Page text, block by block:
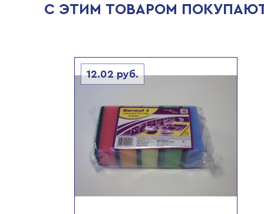
С ЭТИМ ТОВАРОМ
12.02руб.